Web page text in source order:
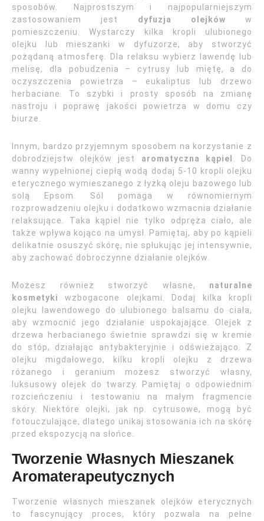
sposobów. Najprostszym i najpopularniejszym
zastosowaniem jest dyfuzja olejków w
pomieszczeniu. Wystarczy kilka kropli ulubionego
olejku lub mieszanki w dyfuzorze, aby stworzyć
pożądaną atmosferę. Dla relaksu wybierz lawendę lub
melisę, dla pobudzenia – cytrusy lub miętę, a do
oczyszczenia powietrza – eukaliptus lub drzewo
herbaciane. To szybki i prosty sposób na zmianę
nastroju i poprawę jakości powietrza w domu czy
biurze.
Innym, bardzo przyjemnym sposobem na korzystanie z
dobrodziejstw olejków jest aromatyczna kąpiel
. Do
wanny wypełnionej ciepłą wodą dodaj 5-10 kropli olejku
eterycznego wymieszanego z łyżką oleju bazowego lub
solą Epsom. Sól pomaga w równomiernym
rozprowadzeniu olejku i dodatkowo wzmacnia działanie
relaksujące. Taka kąpiel nie tylko odpręża ciało, ale
także wpływa kojąco na umysł. Pamiętaj, aby po kąpieli
delikatnie osuszyć skórę, nie spłukując jej intensywnie,
aby zachować dobroczynne działanie olejków.
Możesz również stworzyć własne, naturalne
kosmetyki
wzbogacone olejkami. Dodaj kilka kropli
olejku lawendowego do ulubionego balsamu do ciała,
aby wzmocnić jego działanie uspokajające. Olejek z
drzewa herbacianego świetnie sprawdzi się w kremie
do stóp, działając antybakteryjnie i odświeżająco. Z
olejku migdałowego, kilku kropli olejku z drzewa
różanego i geranium możesz stworzyć własny,
luksusowy olejek do twarzy. Pamiętaj o odpowiednim
rozcieńczeniu i testowaniu na małym fragmencie
skóry. Niektóre olejki, jak np. cytrusowe, mogą być
fotouczulające, dlatego unikaj stosowania ich na skórę
przed ekspozycją na słońce.
Tworzenie Własnych Mieszanek
Aromaterapeutycznych
Tworzenie własnych mieszanek olejków eterycznych
to fascynujący proces, który pozwala na pełne